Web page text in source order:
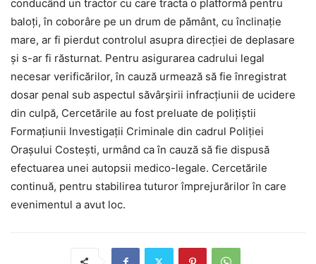
conducând un tractor cu care tracta o platformă pentru
baloți, în coborâre pe un drum de pământ, cu înclinație
mare, ar fi pierdut controlul asupra direcției de deplasare
și s-ar fi răsturnat. Pentru asigurarea cadrului legal
necesar verificărilor, în cauză urmează să fie înregistrat
dosar penal sub aspectul săvârșirii infracțiunii de ucidere
din culpă, Cercetările au fost preluate de polițiștii
Formațiunii Investigații Criminale din cadrul Poliției
Orașului Costești, urmând ca în cauză să fie dispusă
efectuarea unei autopsii medico-legale. Cercetările
continuă, pentru stabilirea tuturor împrejurărilor în care
evenimentul a avut loc.